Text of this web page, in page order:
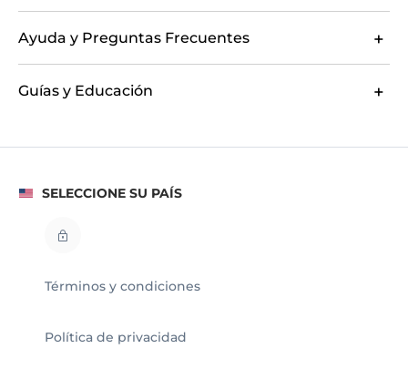
Ayuda y Preguntas Frecuentes
Guías y Educación
SELECCIONE SU PAÍS
Términos y condiciones
Política de privacidad